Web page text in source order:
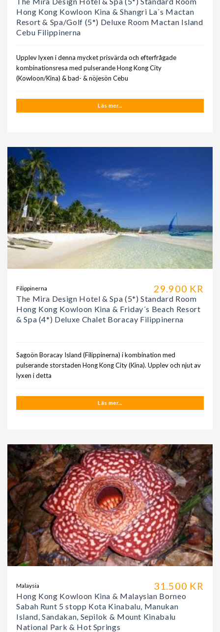
Hong Kong Kowloon Kina & Shangri La´s Mactan
Resort & Spa/Golf (5*) Deluxe Room Mactan Island
Cebu Filippinerna
Upplev lyxen i denna mycket prisvärda och efterfrågade
kombinationsresa med pulserande Hong Kong City
(Kowloon/Kina) & bad- & nöjesön Cebu
Läs mer...
29.900 KR
Filippinerna
The Mira Design Hotel & Spa (5*) Standard Room
Hong Kong Kowloon Kina & Friday´s Beach Resort
& Spa (4*) Deluxe Chalet Boracay Filippinerna
Sagoön Boracay Island (Filippinerna) i kombination med
pulserande storstaden Hong Kong City (Kina). Upplev och njut av
lyxen i detta
Läs mer...
31.500 KR
Malaysia
Hong Kong Kowloon Kina & Malaysian Borneo
Sabah Runt 5 stopp Kota Kinabalu, Manukan
Island, Sandakan, Sepilok & Mount Kinabalu
National Park & Hot Springs